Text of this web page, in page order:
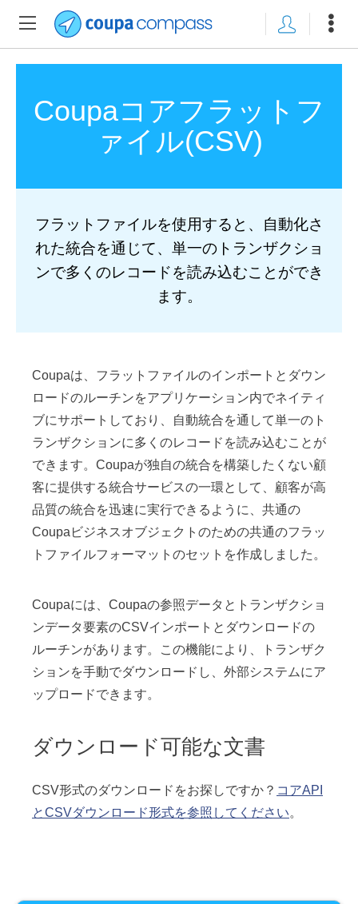
Coupaコアフラットフ
ァイル(CSV)
フラットファイルを使用すると、自動化さ
れた統合を通じて、単一のトランザクショ
ンで多くのレコードを読み込むことができ
ます。
Coupaは、フラットファイルのインポートとダウン
ロードのルーチンをアプリケーション内でネイティ
ブにサポートしており、自動統合を通して単一のト
ランザクションに多くのレコードを読み込むことが
できます。Coupaが独自の統合を構築したくない顧
客に提供する統合サービスの一環として、顧客が高
品質の統合を迅速に実行できるように、共通の
Coupaビジネスオブジェクトのための共通のフラッ
トファイルフォーマットのセットを作成しました。
Coupaには、Coupaの参照データとトランザクショ
ンデータ要素のCSVインポートとダウンロードの
ルーチンがあります。この機能により、トランザク
ションを手動でダウンロードし、外部システムにア
ップロードできます。
ダウンロード可能な文書
CSV形式のダウンロードをお探しですか？ コアAPI
とCSVダウンロード形式を参照してください。